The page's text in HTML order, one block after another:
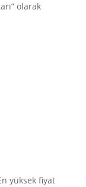
olarak
yüksek fiyat